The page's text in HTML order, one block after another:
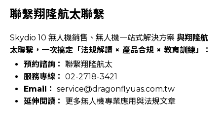
聯繫翔隆航太聯繫
Skydio 10 無人機銷售、無人機一站式解決方案 與翔隆航
太聯繫，一次搞定「法規解讀 × 產品合規 × 教育訓練」：
預約諮詢： 聯繫翔隆航太
服務專線： 02-2718-3421
Email： service@dragonflyuas.com.tw
延伸閱讀：
更多無人機專業應用與法規文章